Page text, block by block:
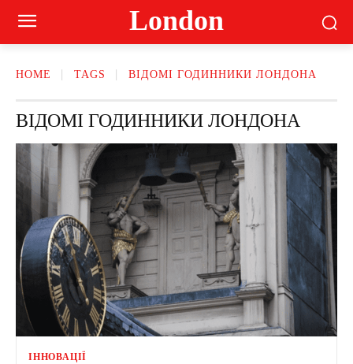
London
HOME TAGS ВІДОМІ ГОДИННИКИ ЛОНДОНА
ВІДОМІ ГОДИННИКИ ЛОНДОНА
ІННОВАЦІЇ